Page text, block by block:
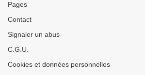
Pages
Contact
Signaler un abus
C.G.U.
Cookies et données personnelles